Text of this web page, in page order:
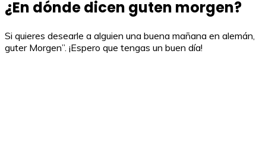
¿En dónde dicen guten morgen?
Si quieres desearle a alguien una buena mañana en
guter Morgen”. ¡Espero que tengas un buen día!